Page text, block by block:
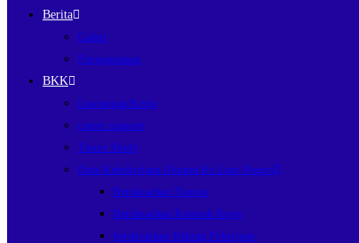
Berita
Galeri
Pengumuman
BKK
Lowongan Kerja
career support
Tracer Study
Data Kebekerjaan Alumni Ke Luar Negeri
Berdasarkan Negara
Berdasarkan Kontrak Kerja
berdasarkan Bidang Pekerjaan